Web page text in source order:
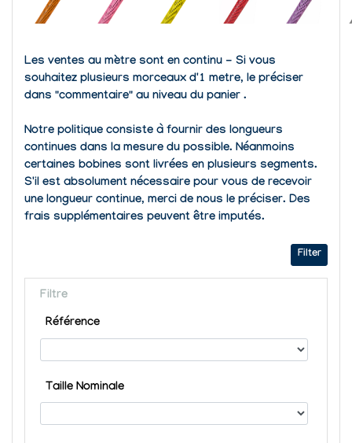
Les ventes au mètre sont en continu - Si vous
souhaitez plusieurs morceaux d'1 metre, le préciser
dans "commentaire" au niveau du panier .
Notre politique consiste à fournir des longueurs
continues dans la mesure du possible. Néanmoins
certaines bobines sont livrées en plusieurs segments.
S'il est absolument nécessaire pour vous de recevoir
une longueur continue, merci de nous le préciser. Des
frais supplémentaires peuvent être imputés.
Filter
Filtre
Référence
Taille Nominale